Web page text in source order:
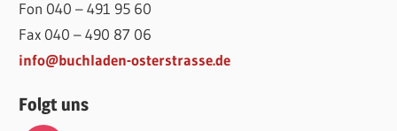
Fon 040 – 491 95 60
Fax 040 – 490 87 06
info@buchladen-osterstrasse.de
Folgt uns